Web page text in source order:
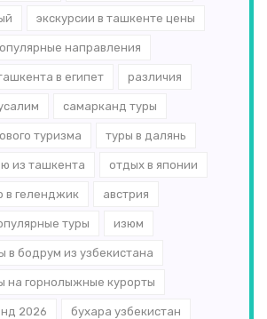
экскурсии в ташкенте цены
направления
в египет различия
самарканд туры
туризма туры в далянь
из ташкента отдых в японии
в геленджик австрия
туры изюм
в бодрум из узбекистана
на горнолыжные курорты
2026 бухара узбекистан